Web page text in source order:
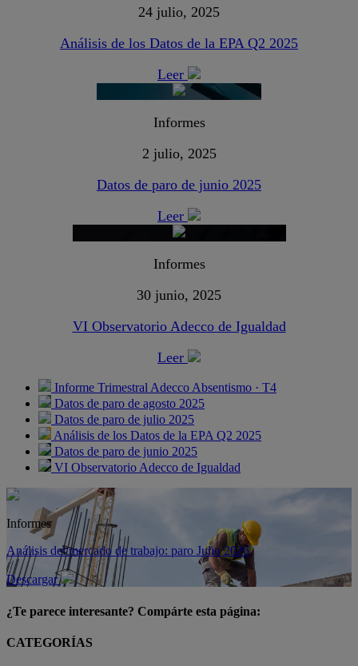
24 julio, 2025
Análisis de los Datos de la EPA Q2 2025
Leer
Informes
2 julio, 2025
Datos de paro de junio 2025
Leer
Informes
30 junio, 2025
VI Observatorio Adecco de Igualdad
Leer
Informe Trimestral Adecco Absentismo · T4
Datos de paro de agosto 2025
Datos de paro de julio 2025
Análisis de los Datos de la EPA Q2 2025
Datos de paro de junio 2025
VI Observatorio Adecco de Igualdad
Informes
Análisis del mercado de trabajo: paro Julio 2026
Descargar
¿Te parece interesante? Compárte esta página:
CATEGORÍAS